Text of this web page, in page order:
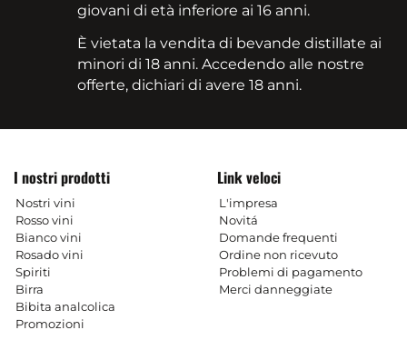
giovani di età inferiore ai 16 anni.
È vietata la vendita di bevande distillate ai
minori di 18 anni. Accedendo alle nostre
offerte, dichiari di avere 18 anni.
I nostri prodotti
Nostri vini
Rosso vini
Bianco vini
Rosado vini
Spiriti
Birra
Bibita analcolica
Promozioni
Link veloci
L'impresa
Novitá
Domande frequenti
Ordine non ricevuto
Problemi di pagamento
Merci danneggiate